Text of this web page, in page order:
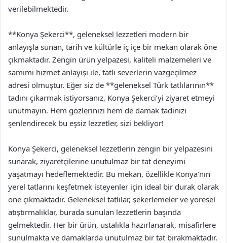
verilebilmektedir.
**Konya Şekerci**, geleneksel lezzetleri modern bir
anlayışla sunan, tarih ve kültürle iç içe bir mekan olarak öne
çıkmaktadır. Zengin ürün yelpazesi, kaliteli malzemeleri ve
samimi hizmet anlayışı ile, tatlı severlerin vazgeçilmez
adresi olmuştur. Eğer siz de **geleneksel Türk tatlılarının**
tadını çıkarmak istiyorsanız, Konya Şekerci’yi ziyaret etmeyi
unutmayın. Hem gözlerinizi hem de damak tadınızı
şenlendirecek bu eşsiz lezzetler, sizi bekliyor!
Konya Şekerci, geleneksel lezzetlerin zengin bir yelpazesini
sunarak, ziyaretçilerine unutulmaz bir tat deneyimi
yaşatmayı hedeflemektedir. Bu mekan, özellikle Konya’nın
yerel tatlarını keşfetmek isteyenler için ideal bir durak olarak
öne çıkmaktadır. Geleneksel tatlılar, şekerlemeler ve yöresel
atıştırmalıklar, burada sunulan lezzetlerin başında
gelmektedir. Her bir ürün, ustalıkla hazırlanarak, misafirlere
sunulmakta ve damaklarda unutulmaz bir tat bırakmaktadır.